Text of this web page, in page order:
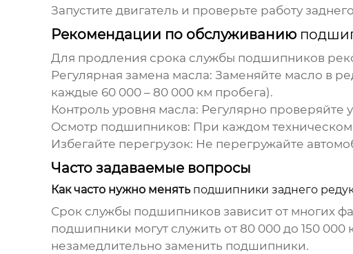
Запустите двигатель и проверьте работу
Рекомендации по обслуживанию
Для продления срока службы подшипников
Регулярная замена масла: Заменяйте масло в
каждые 60 000 – 80 000 км пробега).
Контроль уровня масла: Регулярно проверяйте
Осмотр подшипников: При каждом
Избегайте перегрузок: Не перегружайте
Часто задаваемые вопросы
Как часто нужно менять подшипники заднего
Срок службы подшипниковзависит от многих
подшипники могут служить от 80 000 до 150
незамедлительно заменить подшипники.